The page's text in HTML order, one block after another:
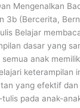
Mengenalkan
3b (Bercerita,
Belajar
dasar yang
anak
keterampilan
yang efektif
pada anak-